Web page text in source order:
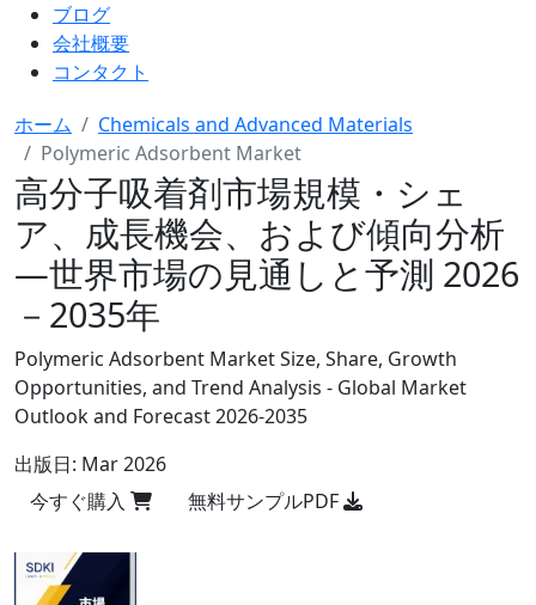
ブログ
会社概要
コンタクト
ホーム
Chemicals and Advanced Materials
Polymeric Adsorbent Market
高分子吸着剤市場規模・シェ
ア、成長機会、および傾向分析
―世界市場の見通しと予測 2026
－2035年
Polymeric Adsorbent Market Size, Share, Growth
Opportunities, and Trend Analysis - Global Market
Outlook and Forecast 2026-2035
出版日: Mar 2026
今すぐ購入
無料サンプルPDF